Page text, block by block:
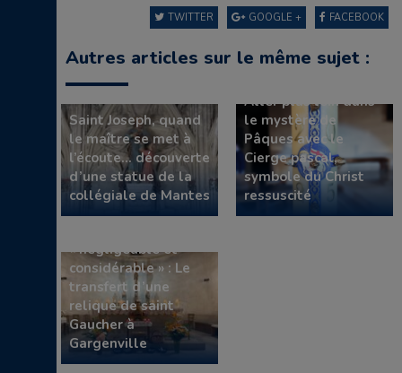
FACEBOOK
GOOGLE +
TWITTER
Autres articles sur le même sujet :
Saint Joseph, quand
le maître se met à
l’écoute… découverte
d’une statue de la
collégiale de Mantes
Aller plus loin dans
le mystère de
Pâques avec le
Cierge pascal,
symbole du Christ
ressuscité
« négligeable et
considérable » : Le
transfert d’une
relique de saint
Gaucher à
Gargenville